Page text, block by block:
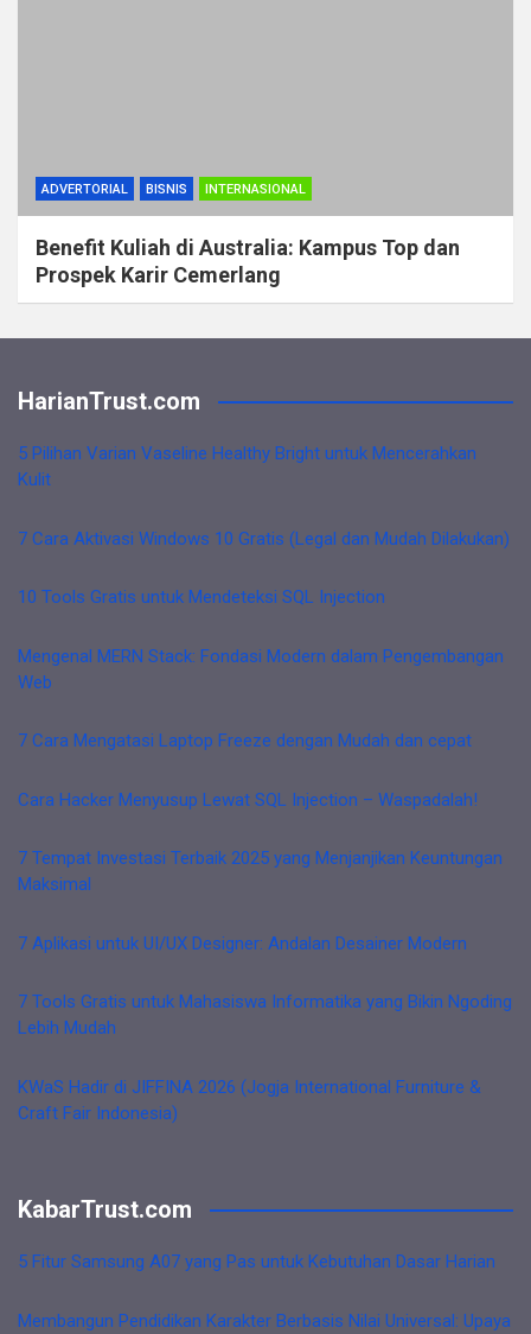
ADVERTORIAL BISNIS INTERNASIONAL
Benefit Kuliah di Australia: Kampus Top dan
Prospek Karir Cemerlang
HarianTrust.com
5 Pilihan Varian Vaseline Healthy Bright untuk Mencerahkan
Kulit
7 Cara Aktivasi Windows 10 Gratis (Legal dan Mudah Dilakukan)
10 Tools Gratis untuk Mendeteksi SQL Injection
Mengenal MERN Stack: Fondasi Modern dalam Pengembangan
Web
7 Cara Mengatasi Laptop Freeze dengan Mudah dan cepat
Cara Hacker Menyusup Lewat SQL Injection – Waspadalah!
7 Tempat Investasi Terbaik 2025 yang Menjanjikan Keuntungan
Maksimal
7 Aplikasi untuk UI/UX Designer: Andalan Desainer Modern
7 Tools Gratis untuk Mahasiswa Informatika yang Bikin Ngoding
Lebih Mudah
KWaS Hadir di JIFFINA 2026 (Jogja International Furniture &
Craft Fair Indonesia)
KabarTrust.com
5 Fitur Samsung A07 yang Pas untuk Kebutuhan Dasar Harian
Membangun Pendidikan Karakter Berbasis Nilai Universal: Upaya